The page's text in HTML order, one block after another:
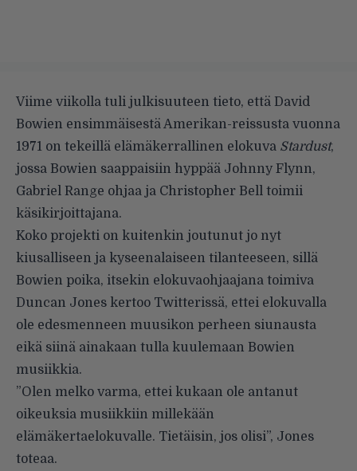
Viime viikolla tuli julkisuuteen tieto, että David
Bowien ensimmäisestä Amerikan-reissusta vuonna
1971 on tekeillä elämäkerrallinen elokuva Stardust,
jossa Bowien saappaisiin hyppää Johnny Flynn,
Gabriel Range ohjaa ja Christopher Bell toimii
käsikirjoittajana.
Koko projekti on kuitenkin joutunut jo nyt
kiusalliseen ja kyseenalaiseen tilanteeseen, sillä
Bowien poika, itsekin elokuvaohjaajana toimiva
Duncan Jones kertoo Twitterissä, ettei elokuvalla
ole edesmenneen muusikon perheen siunausta
eikä siinä ainakaan tulla kuulemaan Bowien
musiikkia.
”Olen melko varma, ettei kukaan ole antanut
oikeuksia musiikkiin millekään
elämäkertaelokuvalle. Tietäisin, jos olisi”, Jones
toteaa.